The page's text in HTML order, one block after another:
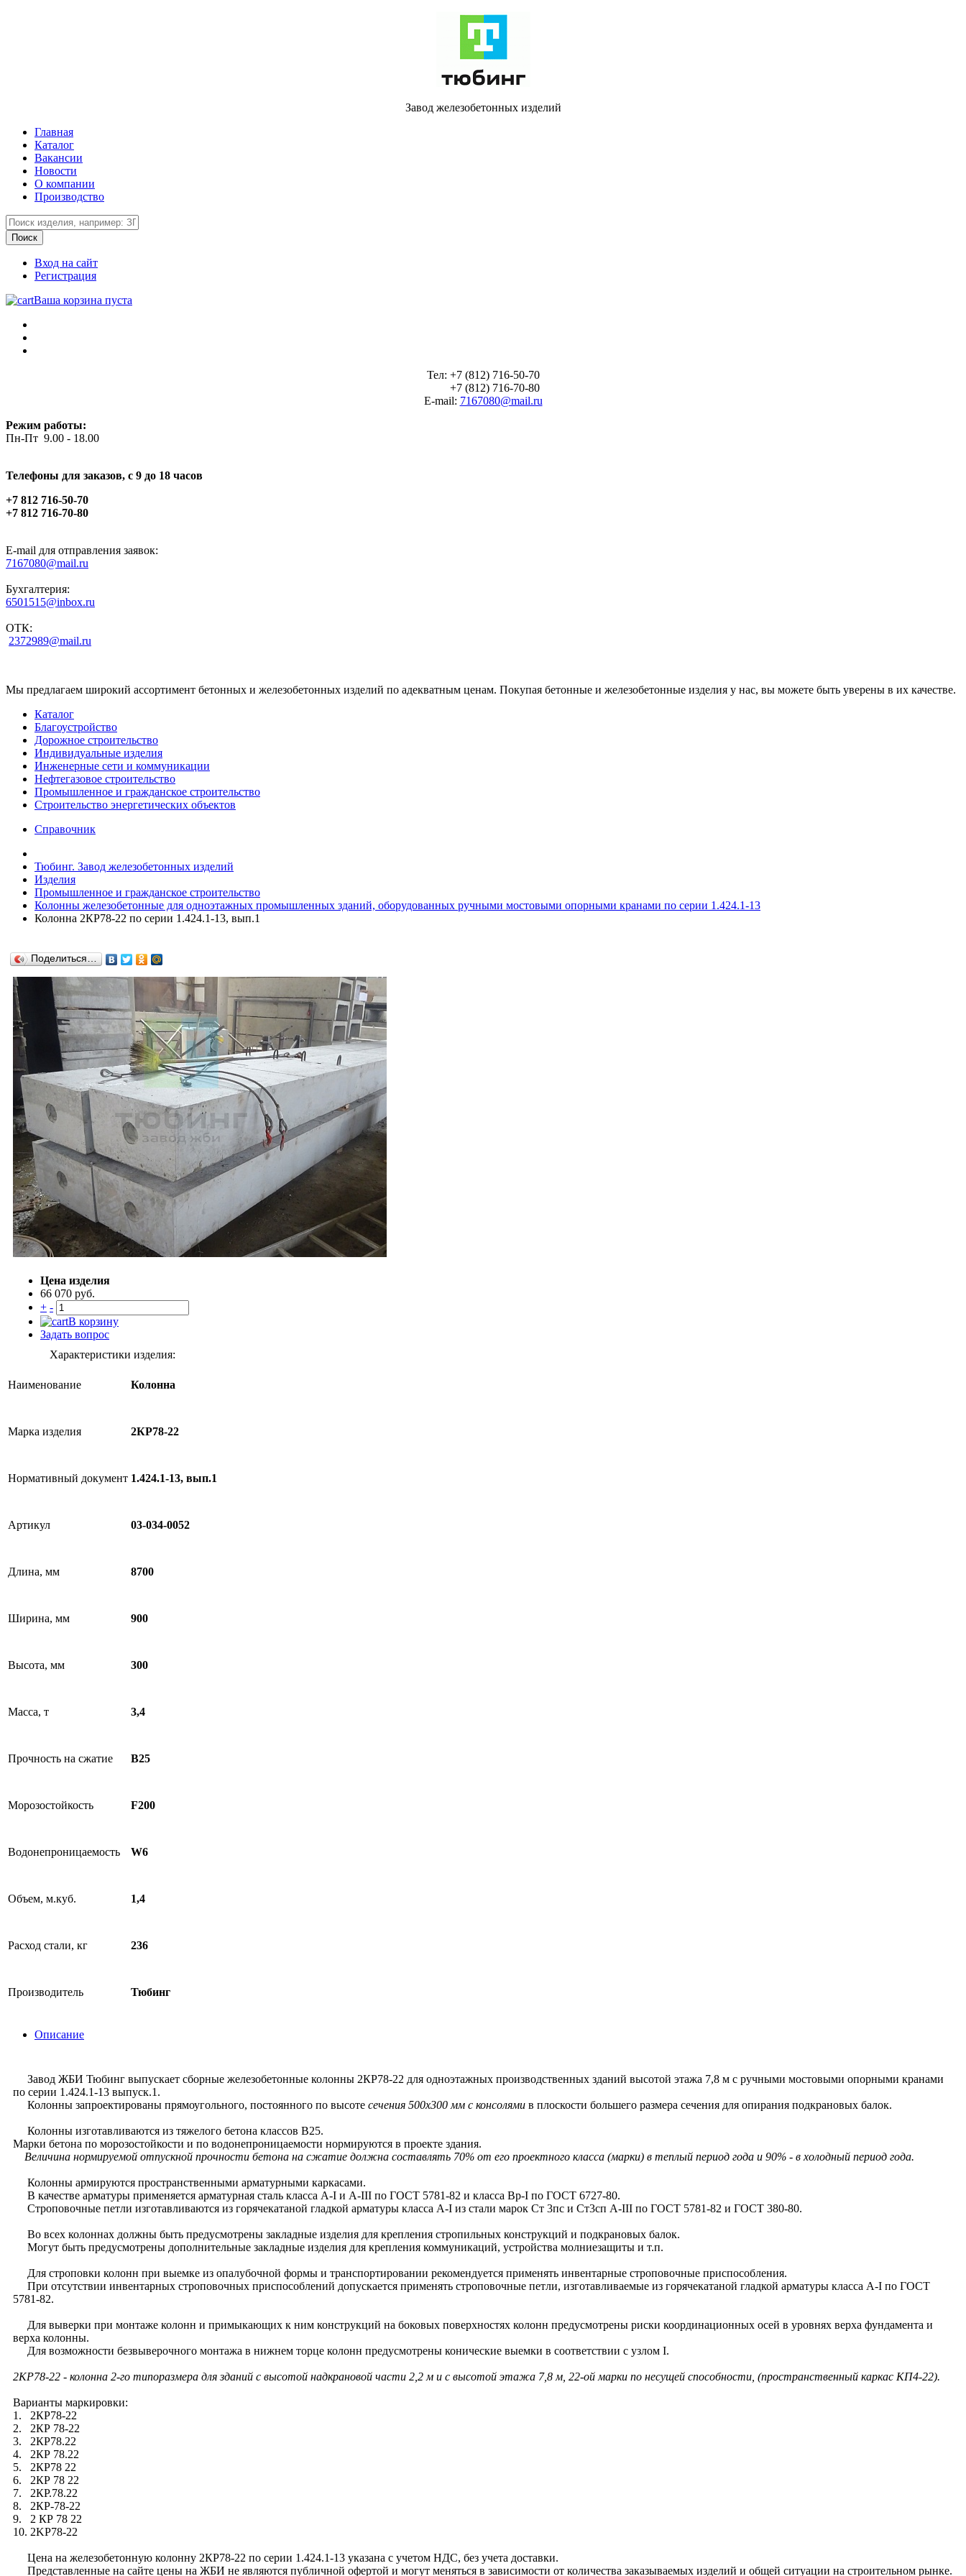
Завод железобетонных изделий
Главная
Каталог
Вакансии
Новости
О компании
Производство
Вход на сайт
Регистрация
Ваша корзина пуста
Тел: +7 (812) 716-50-70
+7 (812) 716-70-80
E-mail: 7167080@mail.ru
Режим работы:
Пн-Пт 9.00 - 18.00
Телефоны для заказов, c 9 до 18 часов
+7 812 716-50-70
+7 812 716-70-80
E-mail для отправления заявок:
7167080@mail.ru
Бухгалтерия:
6501515@inbox.ru
ОТК:
2372989@mail.ru
Мы предлагаем широкий ассортимент бетонных и железобетонных изделий по адекватным ценам. Покупая бетонные и железобетонные изделия у нас, вы можете быть уверены в их качестве.
Каталог
Благоустройство
Дорожное строительство
Индивидуальные изделия
Инженерные сети и коммуникации
Нефтегазовое строительство
Промышленное и гражданское строительство
Строительство энергетических объектов
Справочник
Тюбинг. Завод железобетонных изделий
Изделия
Промышленное и гражданское строительство
Колонны железобетонные для одноэтажных промышленных зданий, оборудованных ручными мостовыми опорными кранами по серии 1.424.1-13
Колонна 2КР78-22 по серии 1.424.1-13, вып.1
Поделиться…
Цена изделия
66 070 руб.
+ -
В корзину
Задать вопрос
Характеристики изделия:
Наименование Колонна
Марка изделия 2КР78-22
Нормативный документ 1.424.1-13, вып.1
Артикул 03-034-0052
Длина, мм 8700
Ширина, мм 900
Высота, мм 300
Масса, т 3,4
Прочность на сжатие B25
Морозостойкость F200
Водонепроницаемость W6
Объем, м.куб. 1,4
Расход стали, кг 236
Производитель Тюбинг
Описание
Завод ЖБИ Тюбинг выпускает сборные железобетонные колонны 2КР78-22 для одноэтажных производственных зданий высотой этажа 7,8 м с ручными мостовыми опорными кранами
по серии 1.424.1-13 выпуск.1.
Колонны запроектированы прямоугольного, постоянного по высоте сечения 500х300 мм с консолями в плоскости большего размера сечения для опирания подкрановых балок.
Колонны изготавливаются из тяжелого бетона классов В25.
Марки бетона по морозостойкости и по водонепроницаемости нормируются в проекте здания.
Величина нормируемой отпускной прочности бетона на сжатие должна составлять 70% от его проектного класса (марки) в теплый период года и 90% - в холодный период года.
Колонны армируются пространственными арматурными каркасами.
В качестве арматуры применяется арматурная сталь класса A-I и A-III по ГОСТ 5781-82 и класса Bp-I по ГОСТ 6727-80.
Строповочные петли изготавливаются из горячекатаной гладкой арматуры класса A-I из стали марок Ст 3пс и Ст3сп A-III по ГОСТ 5781-82 и ГОСТ 380-80.
Во всех колоннах должны быть предусмотрены закладные изделия для крепления стропильных конструкций и подкрановых балок.
Могут быть предусмотрены дополнительные закладные изделия для крепления коммуникаций, устройства молниезащиты и т.п.
Для строповки колонн при выемке из опалубочной формы и транспортировании рекомендуется применять инвентарные строповочные приспособления.
При отсутствии инвентарных строповочных приспособлений допускается применять строповочные петли, изготавливаемые из горячекатаной гладкой арматуры класса A-I по ГОСТ
5781-82.
Для выверки при монтаже колонн и примыкающих к ним конструкций на боковых поверхностях колонн предусмотрены риски координационных осей в уровнях верха фундамента и
верха колонны.
Для возможности безвыверочного монтажа в нижнем торце колонн предусмотрены конические выемки в соответствии с узлом I.
2КР78-22 - колонна 2-го типоразмера для зданий с высотой надкрановой части 2,2 м и с высотой этажа 7,8 м, 22-ой марки по несущей способности, (пространственный каркас КП4-22).
Варианты маркировки:
1. 2КР78-22
2. 2КР 78-22
3. 2КР78.22
4. 2КР 78.22
5. 2КР78 22
6. 2КР 78 22
7. 2КР.78.22
8. 2КР-78-22
9. 2 КР 78 22
10. 2KP78-22
Цена на железобетонную колонну 2КР78-22 по серии 1.424.1-13 указана с учетом НДС, без учета доставки.
Представленные на сайте цены на ЖБИ не являются публичной офертой и могут меняться в зависимости от количества заказываемых изделий и общей ситуации на строительном рынке.